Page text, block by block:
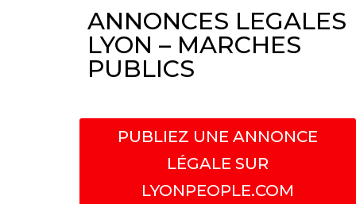
ANNONCES LEGALES
LYON – MARCHES
PUBLICS
PUBLIEZ UNE ANNONCE
LÉGALE SUR
LYONPEOPLE.COM